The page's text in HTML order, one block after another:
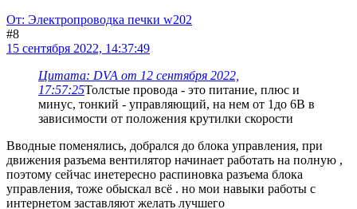
От: Электропроводка печки w202
#8
15 сентября 2022, 14:37:49
Цитата: DVA от 12 сентября 2022,
17:57:25Толстые провода - это питание, плюс и
минус, тонкий - управляющий, на нем от 1до 6В в
зависимости от положения крутилки скорости
Вводные поменялись, добрался до блока управления, при
движения разъема вентилятор начинает работать на полную ,
поэтому сейчас инетересно распиновка разъема блока
управления, тоже обыскал всё . но мои навыки работы с
интернетом заставляют желать лучшего